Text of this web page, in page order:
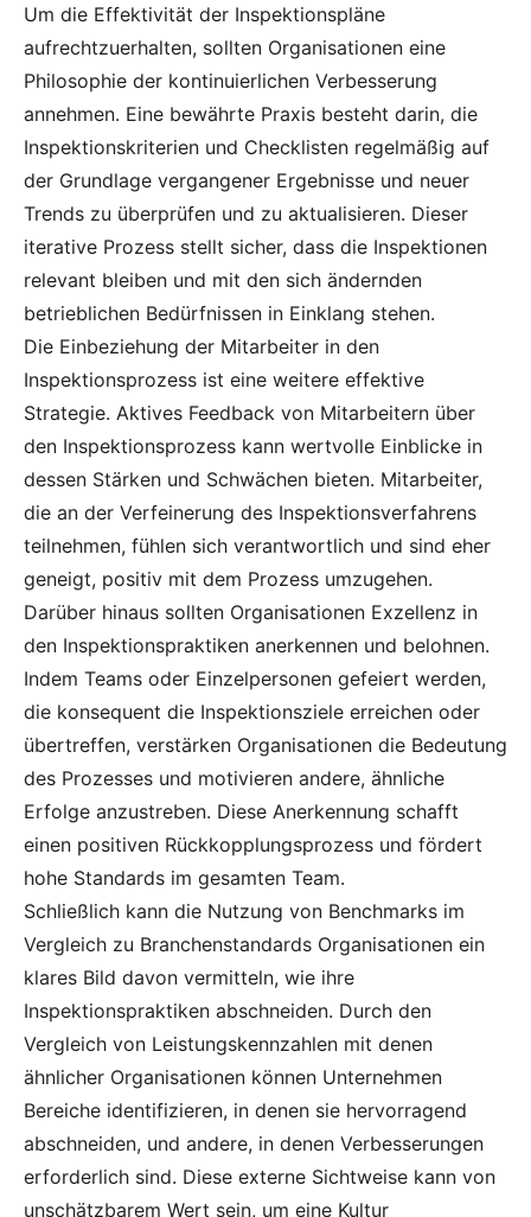
Um die Effektivität der Inspektionspläne
aufrechtzuerhalten, sollten Organisationen eine
Philosophie der kontinuierlichen Verbesserung
annehmen. Eine bewährte Praxis besteht darin, die
Inspektionskriterien und Checklisten regelmäßig auf
der Grundlage vergangener Ergebnisse und neuer
Trends zu überprüfen und zu aktualisieren. Dieser
iterative Prozess stellt sicher, dass die Inspektionen
relevant bleiben und mit den sich ändernden
betrieblichen Bedürfnissen in Einklang stehen.
Die Einbeziehung der Mitarbeiter in den
Inspektionsprozess ist eine weitere effektive
Strategie. Aktives Feedback von Mitarbeitern über
den Inspektionsprozess kann wertvolle Einblicke in
dessen Stärken und Schwächen bieten. Mitarbeiter,
die an der Verfeinerung des Inspektionsverfahrens
teilnehmen, fühlen sich verantwortlich und sind eher
geneigt, positiv mit dem Prozess umzugehen.
Darüber hinaus sollten Organisationen Exzellenz in
den Inspektionspraktiken anerkennen und belohnen.
Indem Teams oder Einzelpersonen gefeiert werden,
die konsequent die Inspektionsziele erreichen oder
übertreffen, verstärken Organisationen die Bedeutung
des Prozesses und motivieren andere, ähnliche
Erfolge anzustreben. Diese Anerkennung schafft
einen positiven Rückkopplungsprozess und fördert
hohe Standards im gesamten Team.
Schließlich kann die Nutzung von Benchmarks im
Vergleich zu Branchenstandards Organisationen ein
klares Bild davon vermitteln, wie ihre
Inspektionspraktiken abschneiden. Durch den
Vergleich von Leistungskennzahlen mit denen
ähnlicher Organisationen können Unternehmen
Bereiche identifizieren, in denen sie hervorragend
abschneiden, und andere, in denen Verbesserungen
erforderlich sind. Diese externe Sichtweise kann von
unschätzbarem Wert sein, um eine Kultur